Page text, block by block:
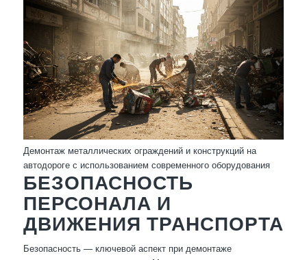
Демонтаж металлических ограждений и конструкций на
автодороге с использованием современного оборудования
БЕЗОПАСНОСТЬ
ПЕРСОНАЛА И
ДВИЖЕНИЯ ТРАНСПОРТА
Безопасность — ключевой аспект при демонтаже